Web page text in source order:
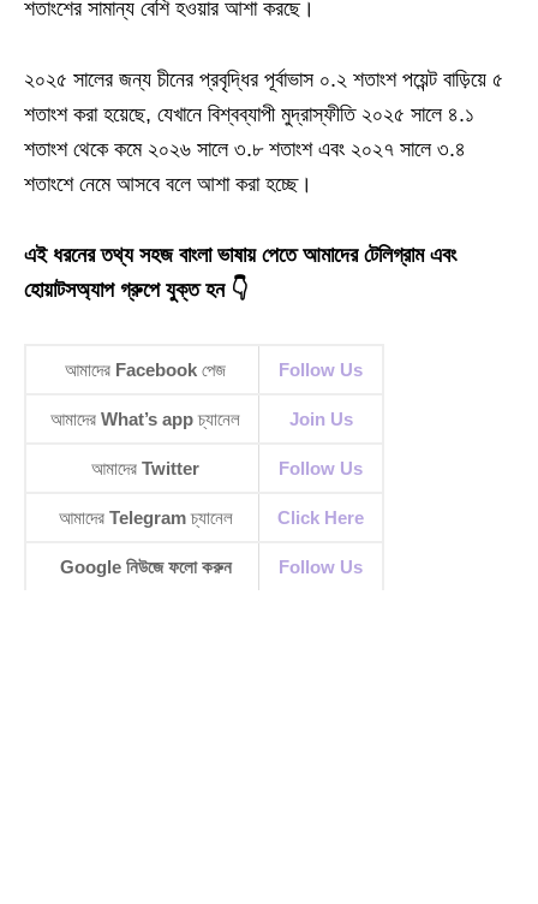
শতাংশের সামান্য বেশি হওয়ার আশা করছে।
২০২৫ সালের জন্য চীনের প্রবৃদ্ধির পূর্বাভাস ০.২ শতাংশ পয়েন্ট বাড়িয়ে ৫
শতাংশ করা হয়েছে, যেখানে বিশ্বব্যাপী মুদ্রাস্ফীতি ২০২৫ সালে ৪.১
শতাংশ থেকে কমে ২০২৬ সালে ৩.৮ শতাংশ এবং ২০২৭ সালে ৩.৪
শতাংশে নেমে আসবে বলে আশা করা হচ্ছে।
এই ধরনের তথ্য সহজ বাংলা ভাষায় পেতে আমাদের টেলিগ্রাম এবং
হোয়াটসঅ্যাপ গ্রুপে যুক্ত হন 👇
আমাদের Facebook পেজ Follow Us
আমাদের What’s appচ্যানেল Join Us
আমাদের Twitter Follow Us
আমাদের Telegramচ্যানেল Click Here
Google নিউজে ফলো করুন Follow Us